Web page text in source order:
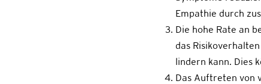
Empathie durch
Die hohe Rate an
das
lindern kann. Dies
Das Auftreten von